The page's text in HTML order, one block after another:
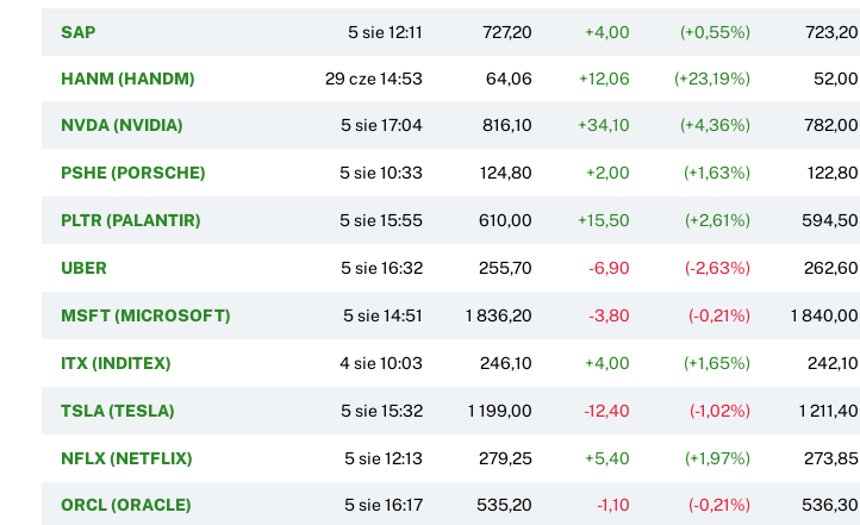
SAP 5 sie 12:11 727,20 +4,00 (+0,55%) 723,20
HANM (HANDM) 29 cze 14:53 64,06 +12,06 (+23,19%) 52,00
NVDA (NVIDIA) 5 sie 17:04 816,10 +34,10 (+4,36%) 782,00
PSHE (PORSCHE) 5 sie 10:33 124,80 +2,00 (+1,63%) 122,80
PLTR (PALANTIR) 5 sie 15:55 610,00 +15,50 (+2,61%) 594,50
UBER 5 sie 16:32 255,70 -6,90 (-2,63%) 262,60
MSFT (MICROSOFT) 5 sie 14:51 1 836,20 -3,80 (-0,21%) 1 840,00
ITX (INDITEX) 4 sie 10:03 246,10 +4,00 (+1,65%) 242,10
TSLA (TESLA) 5 sie 15:32 1 199,00 -12,40 (-1,02%) 1 211,40
NFLX (NETFLIX) 5 sie 12:13 279,25 +5,40 (+1,97%) 273,85
ORCL (ORACLE) 5 sie 16:17 535,20 -1,10 (-0,21%) 536,30